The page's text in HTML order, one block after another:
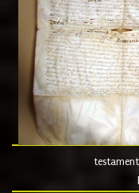
testament